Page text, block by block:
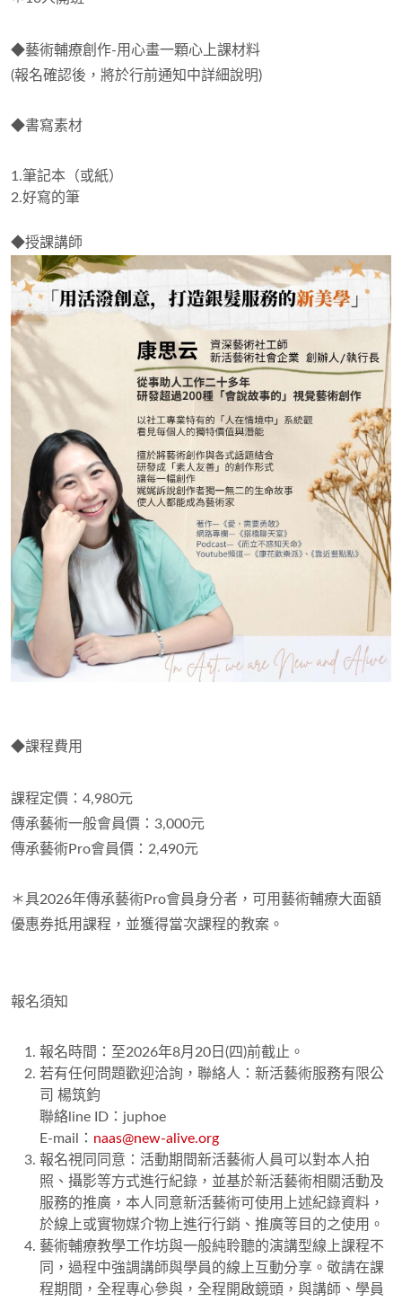
◆藝術輔療創作-用心畫一顆心上課材料
(報名確認後，將於行前通知中詳細說明)
◆書寫素材
1.筆記本（或紙）
2.好寫的筆
◆授課講師
◆課程費用
課程定價：4,980元
傳承藝術一般會員價：3,000元
傳承藝術Pro會員價：2,490元
＊具2026年傳承藝術Pro會員身分者，可用藝術輔療大面額
優惠券抵用課程，並獲得當次課程的教案。
報名須知
報名時間：至2026年8月20日(四)前截止。
若有任何問題歡迎洽詢，聯絡人：新活藝術服務有限公
司 楊筑鈞
聯絡line ID：juphoe
E-mail： naas@new-alive.org
報名視同同意：活動期間新活藝術人員可以對本人拍
照、攝影等方式進行紀錄，並基於新活藝術相關活動及
服務的推廣，本人同意新活藝術可使用上述紀錄資料，
於線上或實物媒介物上進行行銷、推廣等目的之使用。
藝術輔療教學工作坊與一般純聆聽的演講型線上課程不
同，過程中強調講師與學員的線上互動分享。敬請在課
程期間，全程專心參與，全程開啟鏡頭，與講師、學員